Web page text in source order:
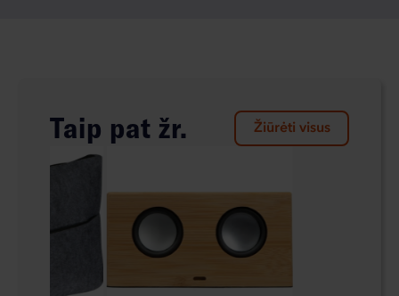
Taip pat žr. Žiūrėti visus